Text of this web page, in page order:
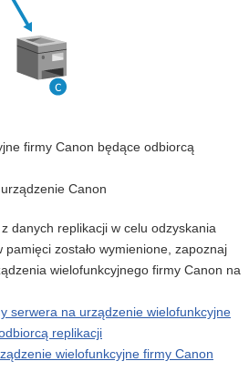
firmy Canon będące odbiorcą
Canon
danych replikacji w celu odzyskania
zostało wymienione, zapoznaj
wielofunkcyjnego firmy Canon na
serwera na urządzenie wielofunkcyjne
replikacji
wielofunkcyjne firmy Canon